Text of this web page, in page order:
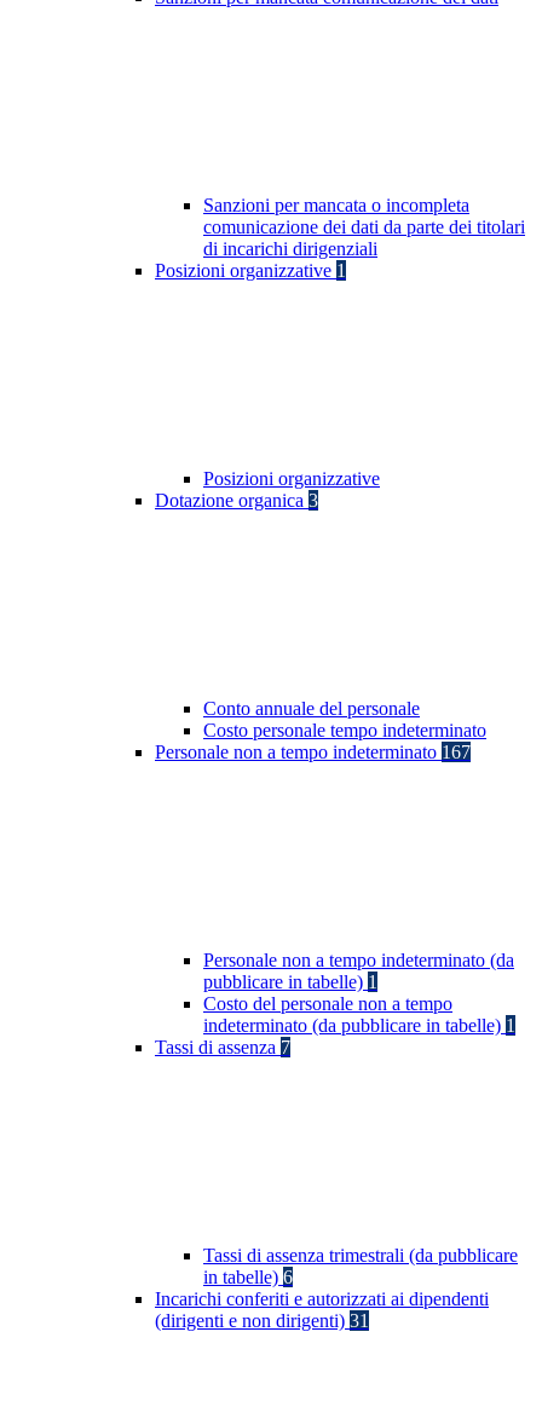
Sanzioni per mancata o incompleta
comunicazione dei dati da parte dei titolari
di incarichi dirigenziali
Posizioni organizzative 1
Posizioni organizzative
Dotazione organica 3
Conto annuale del personale
Costo personale tempo indeterminato
Personale non a tempo indeterminato 167
Personale non a tempo indeterminato (da
pubblicare in tabelle) 1
Costo del personale non a tempo
indeterminato (da pubblicare in tabelle) 1
Tassi di assenza 7
Tassi di assenza trimestrali (da pubblicare
in tabelle) 6
Incarichi conferiti e autorizzati ai dipendenti
(dirigenti e non dirigenti) 31